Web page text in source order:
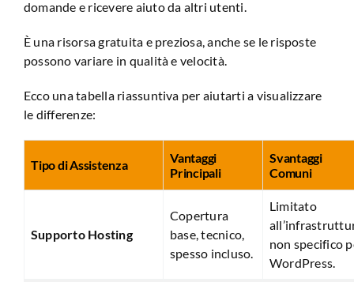
domande e ricevere aiuto da altri utenti.
È una risorsa gratuita e preziosa, anche se le risposte
possono variare in qualità e velocità.
Ecco una tabella riassuntiva per aiutarti a visualizzare
le differenze:
Tipo di Assistenza
Vantaggi
Principali
Svantaggi
Comuni
Supporto Hosting
Copertura
base, tecnico,
spesso incluso.
Limitato
non specifico
WordPress.